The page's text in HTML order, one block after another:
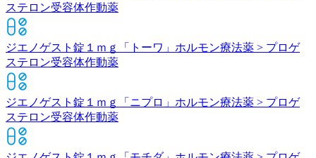
ステロン受容体作動薬
ジエノゲスト錠１ｍｇ「トーワ」 ホルモン療法薬 > プロゲ
ステロン受容体作動薬
ジエノゲスト錠１ｍｇ「ニプロ」 ホルモン療法薬 > プロゲ
ステロン受容体作動薬